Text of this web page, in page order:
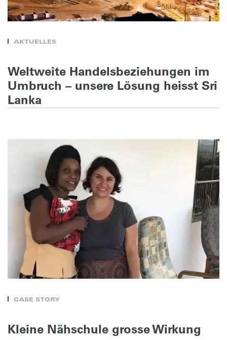
AKTUELLES
Weltweite Handelsbeziehungen im
Umbruch – unsere Lösung heisst Sri
Lanka
CASE STORY
Kleine Nähschule grosse Wirkung